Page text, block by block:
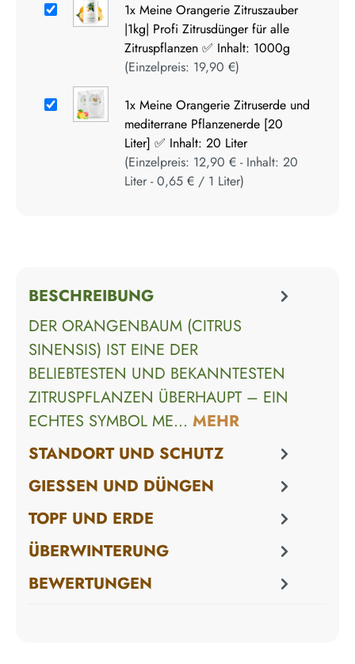
1x Meine Orangerie Zitruszauber
|1kg| Profi Zitrusdünger für alle
Zitruspflanzen ✅ Inhalt: 1000g
(Einzelpreis: 19,90 €)
1x Meine Orangerie Zitruserde und
mediterrane Pflanzenerde [20
Liter] ✅ Inhalt: 20 Liter
(Einzelpreis: 12,90 € - Inhalt: 20
Liter -0,65 € / 1 Liter)
BESCHREIBUNG
DER ORANGENBAUM (CITRUS
SINENSIS) IST EINE DER
BELIEBTESTEN UND BEKANNTESTEN
ZITRUSPFLANZEN ÜBERHAUPT – EIN
ECHTES SYMBOL ME… MEHR
STANDORT UND SCHUTZ
GIESSEN UND DÜNGEN
TOPF UND ERDE
ÜBERWINTERUNG
BEWERTUNGEN